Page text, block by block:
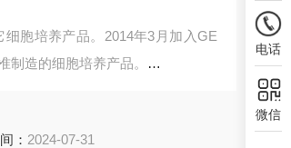
胞培养产品。2014年3月加入GE
制造的细胞培养产品。
： 2024-07-31
电话
微信